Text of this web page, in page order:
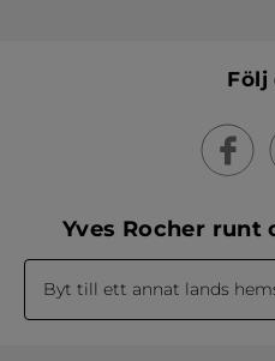
Följ
Yves Rocher
Byt till ett annat lands